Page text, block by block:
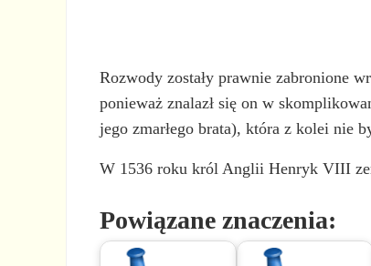
Rozwody zostały prawnie zabronione
ponieważ znalazł się on w
jego zmarłego brata), która z kolei nie
W 1536 roku król Anglii Henryk VIII
Powiązane znaczenia: